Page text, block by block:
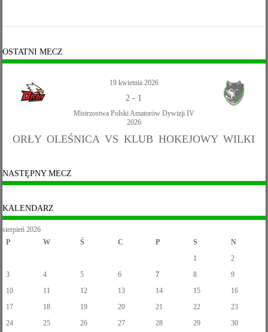
OSTATNI MECZ
19 kwietnia 2026
2 - 1
Mistrzostwa Polski Amatorów Dywizji IV
2026
ORŁY OLEŚNICA VS KLUB HOKEJOWY WILKI
NASTĘPNY MECZ
KALENDARZ
sierpień 2026
P
W Ś C P S N
1
2
3
4 5 6 7 8
9
10
11 12 13 14 15
16
17
18 19 20 21 22
23
24
25 26 27 28 29
30